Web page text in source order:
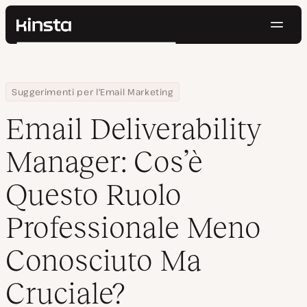
Kinsta®
Prezzi
Contatti
Cerca
Home
Centro Risorse
Blog
Suggerimenti per l'Email Marketing
Email Deliverability Manager: Cos’è Questo Ruolo Professionale
Email Deliverability
Manager: Cos’è
Questo Ruolo
Professionale Meno
Conosciuto Ma
Cruciale?